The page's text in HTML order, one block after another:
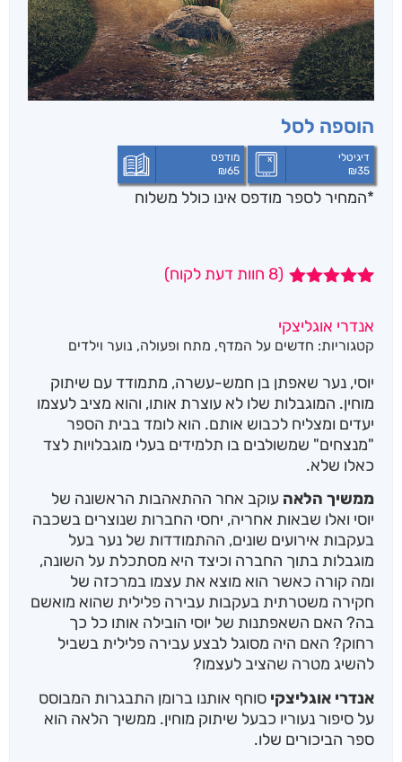
הוספה לסל
דיגיטלי
₪35
מודפס
₪65
*המחיר לספר מודפס אינו כולל משלוח
5 מבוסס על
דירוגים של
(
8 חוות דעת לקוח)
אנדרי אוגליצקי
קטגוריות: חדשים על המדף, מתח ופעולה, נוער וילדים
יוסי, נער שאפתן בן חמש-עשרה, מתמודד עם שיתוק
מוחין. המוגבלות שלו לא עוצרת אותו, והוא מציב לעצמו
יעדים ומצליח לכבוש אותם. הוא לומד בבית הספר
"מנצחים" שמשולבים בו תלמידים בעלי מוגבלויות לצד
כאלו שלא.
ממשיך הלאה עוקב אחר ההתאהבות הראשונה של
יוסי ואלו שבאות אחריה, יחסי החברות שנוצרים בשכבה
בעקבות אירועים שונים, ההתמודדות של נער בעל
מוגבלות בתוך החברה וכיצד היא מסתכלת על השונה,
ומה קורה כאשר הוא מוצא את עצמו במרכזה של
חקירה משטרתית בעקבות עבירה פלילית שהוא מואשם
בה? האם השאפתנות של יוסי הובילה אותו כל כך
רחוק? האם היה מסוגל לבצע עבירה פלילית בשביל
להשיג מטרה שהציב לעצמו?
אנדרי אוגליצקי סוחף אותנו ברומן התבגרות המבוסס
על סיפור נעוריו כבעל שיתוק מוחין. ממשיך הלאה הוא
ספר הביכורים שלו.